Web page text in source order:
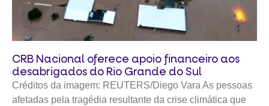
CRB Nacional oferece apoio financeiro aos
desabrigados do Rio Grande do Sul
Créditos da imagem: REUTERS/Diego Vara As pessoas
afetadas pela tragédia resultante da crise climática que